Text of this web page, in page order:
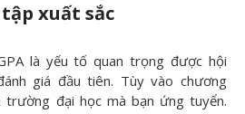
xuất sắc
là yếu tố quan trọng được hội
giá đầu tiên. Tùy vào chương
trường đại học mà bạn ứng tuyển.